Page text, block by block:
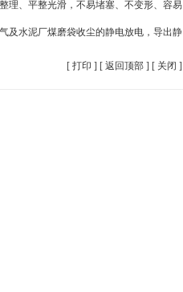
、平整光滑，不易堵塞、不变形、容易
水泥厂煤磨袋收尘的静电放电，导出静
[打印 ] [ 返回顶部] [ 关闭 ]